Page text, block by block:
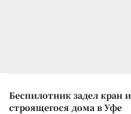
Беспилотник задел кран
строящегося дома в Уфе